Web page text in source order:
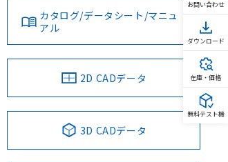
カタログ/データシート/マニュ
アル
2D CADデータ
3D CADデータ
お問い合わせ
ダウンロード
在庫・価格
無料テスト機